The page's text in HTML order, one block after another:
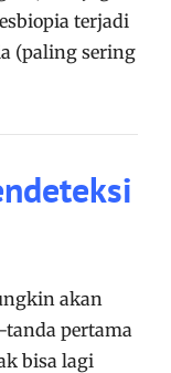
terjadi
(paling sering
akan
tanda pertama
bisa lagi